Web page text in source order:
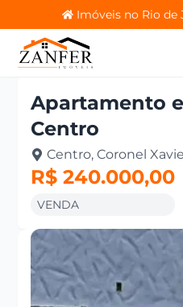
Imóveis no Rio de
Apartamento
Centro
Centro, Coronel
R$ 240.000,00
VENDA